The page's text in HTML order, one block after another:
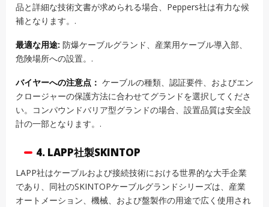
品と詳細な技術文書が求められる場合、Peppers社は有力な候
補となります。.
最適な用途: 防爆ケーブルグランド、産業用ケーブル導入部、
危険場所への設置。.
バイヤーへの注意点： ケーブルの種類、認証要件、およびエン
クロージャーの保護方法に合わせてグランドを選択してくださ
い。コンパウンドバリア型グランドの場合、設置品質は安全設
計の一部となります。.
4. LAPP社製SKINTOP
LAPP社はケーブルおよび接続技術における世界的な大手企業
であり、同社のSKINTOPケーブルグランドシリーズは、産業
オートメーション、機械、および盤製作の用途で広く使用され